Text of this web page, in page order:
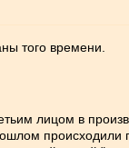
того времени.
лицом в
происходили